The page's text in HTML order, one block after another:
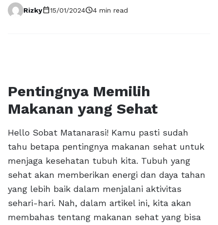
Rizkycalendar_today15/01/2024schedule4 min read
Pentingnya Memilih
Makanan yang Sehat
Hello Sobat Matanarasi! Kamu pasti sudah
tahu betapa pentingnya makanan sehat untuk
menjaga kesehatan tubuh kita. Tubuh yang
sehat akan memberikan energi dan daya tahan
yang lebih baik dalam menjalani aktivitas
sehari-hari. Nah, dalam artikel ini, kita akan
membahas tentang makanan sehat yang bisa